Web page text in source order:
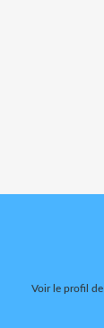
Voir le profil de